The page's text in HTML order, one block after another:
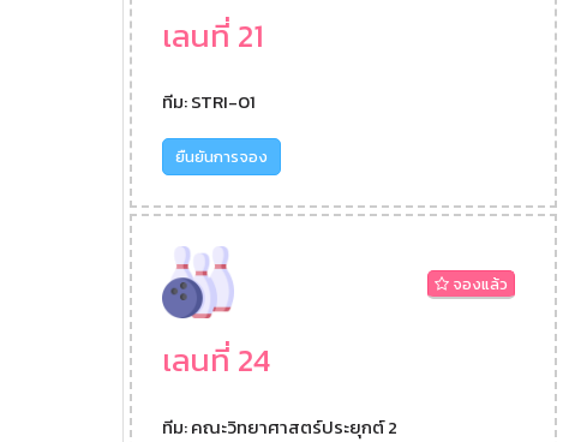
เลนที่ 21
ทีม: STRI-01
ยืนยันการจอง
เลนที่ 24
จองแล้ว
ทีม: คณะวิทยาศาสตร์ประยุกต์ 2